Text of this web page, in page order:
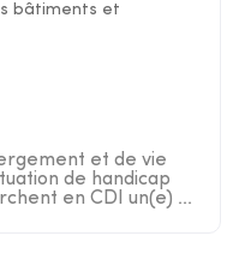
bâtiments et
et de vie
de handicap
en CDI un(e) ...